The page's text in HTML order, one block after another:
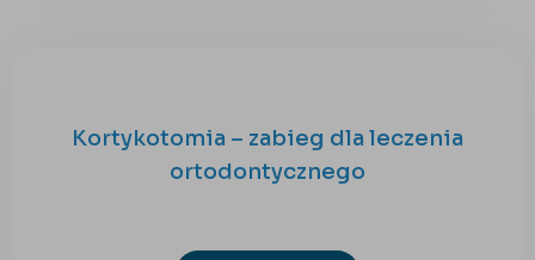
Kortykotomia – zabieg dla leczenia
ortodontycznego